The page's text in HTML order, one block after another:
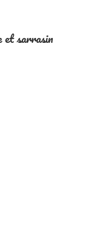
et sarrasin